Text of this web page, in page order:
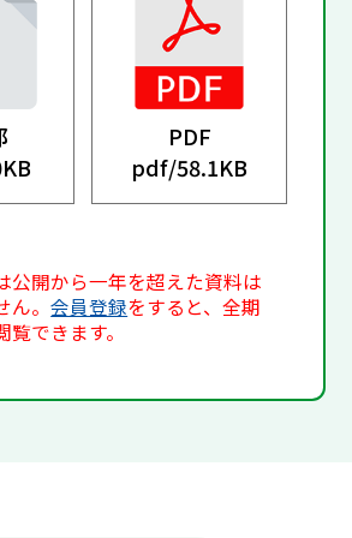
PDF
pdf/58.1KB
公開から一年を超えた資料は
ん。会員登録をすると、全期
できます。